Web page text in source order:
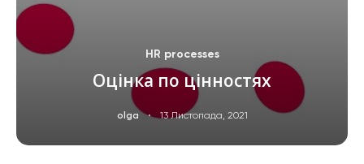
HR processes
Оцінка по цінностях
olga · 13 Листопада, 2021